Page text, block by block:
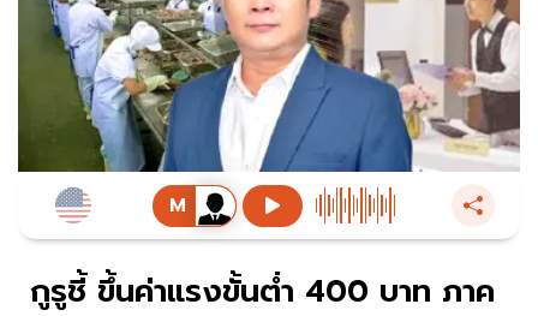
กูรูชี้ ขึ้นค่าแรงขั้นต่ำ 400 บาท ภาค